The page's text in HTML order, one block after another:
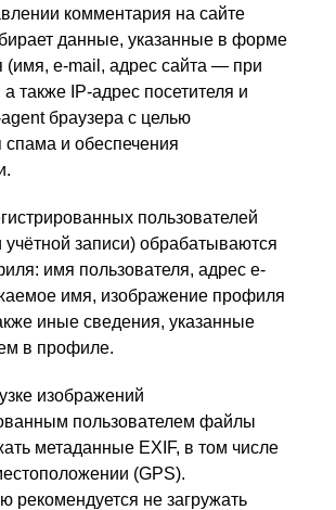
комментария на сайте
данные, указанные в форме
(имя, e-mail, адрес сайта — при
также IP-адрес посетителя и
браузера с целью
спама и обеспечения
пользователей
учётной записи) обрабатываются
имя пользователя, адрес e-
имя, изображение профиля
иные сведения, указанные
в профиле.
изображений
пользователем файлы
метаданные EXIF, в том числе
(GPS).
рекомендуется не загружать